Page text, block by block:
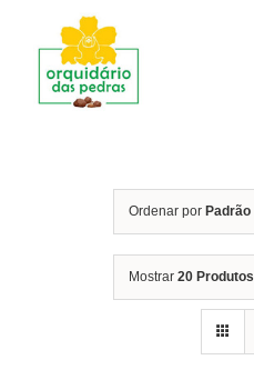
conteúdo
Ordenar por Padrão
Mostrar 20 Produtos